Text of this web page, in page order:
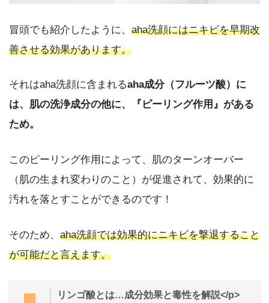
冒頭でも紹介したように、 aha洗顔にはニキビを早期改
善させる効果があります。
それはaha洗顔に含まれるaha成分（フルーツ酸）に
は、肌の洗浄成分の他に、『ピーリング作用』がある
ため。
このピーリング作用によって、肌のターンオーバー
（肌の生まれ変わりのこと）が促進されて、効果的に
汚れを落とすことができるのです！
そのため、 aha洗顔では効果的にニキビを撃退すること
が可能だと言えます。
リンゴ酸とは…成分効果と毒性を解説</p>